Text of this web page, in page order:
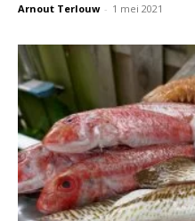
Arnout Terlouw - 1 mei 2021